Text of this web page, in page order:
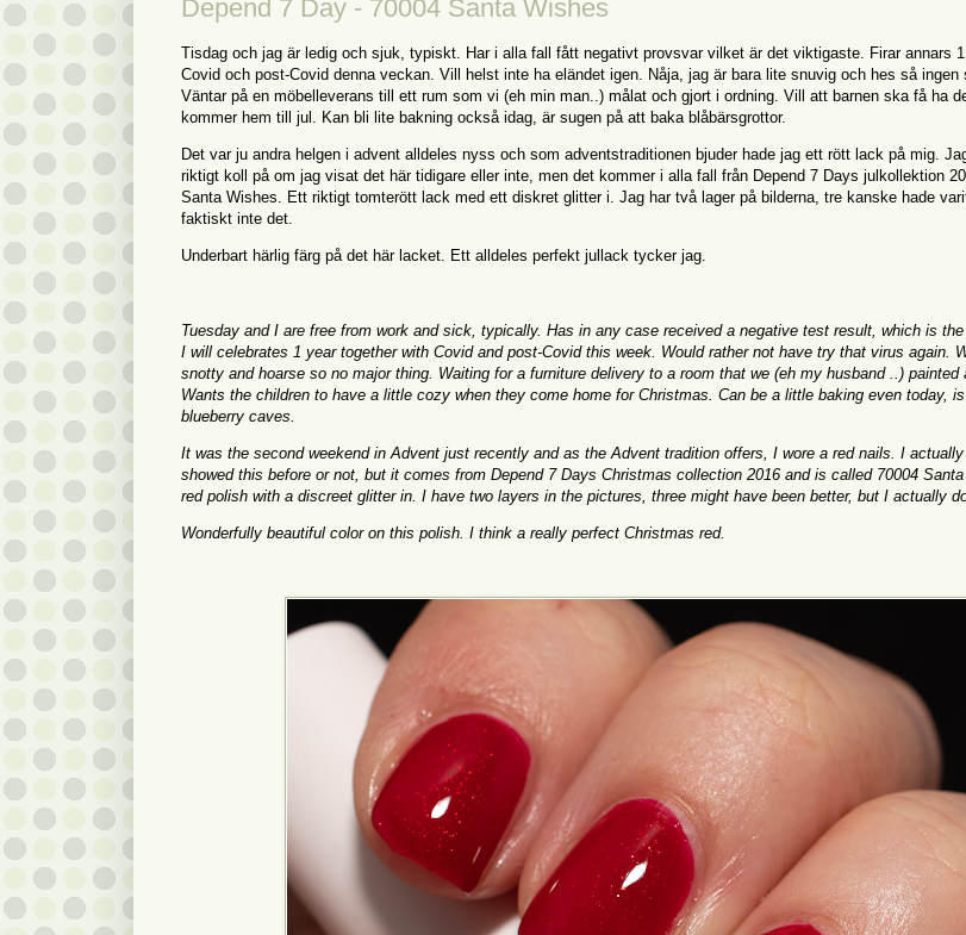
Depend 7 Day - 70004 Santa Wishes
Tisdag och jag är ledig och sjuk, typiskt. Har i alla fall fått negativt provsvar vilket är det viktigaste. Firar annars
Covid och post-Covid denna veckan. Vill helst inte ha eländet igen. Nåja, jag är bara lite snuvig och hes så ingen
Väntar på en möbelleverans till ett rum som vi (eh min man..) målat och gjort i ordning. Vill att barnen ska få ha
kommer hem till jul. Kan bli lite bakning också idag, är sugen på att baka blåbärsgrottor.
Det var ju andra helgen i advent alldeles nyss och som adventstraditionen bjuder hade jag ett rött lack på mig.
riktigt koll på om jag visat det här tidigare eller inte, men det kommer i alla fall från Depend 7 Days julkollektion
Santa Wishes. Ett riktigt tomterött lack med ett diskret glitter i. Jag har två lager på bilderna, tre kanske hade
faktiskt inte det.
Underbart härlig färg på det här lacket. Ett alldeles perfekt jullack tycker jag.
Tuesday and I are free from work and sick, typically. Has in any case received a negative test result, which is
I will celebrates 1 year together with Covid and post-Covid this week. Would rather not have try that virus again.
snotty and hoarse so no major thing. Waiting for a furniture delivery to a room that we (eh my husband ..) painted
Wants the children to have a little cozy when they come home for Christmas. Can be a little baking even today,
blueberry caves.
It was the second weekend in Advent just recently and as the Advent tradition offers, I wore a red nails. I
showed this before or not, but it comes from Depend 7 Days Christmas collection 2016 and is called 70004
red polish with a discreet glitter in. I have two layers in the pictures, three might have been better, but I actually
Wonderfully beautiful color on this polish. I think a really perfect Christmas red.